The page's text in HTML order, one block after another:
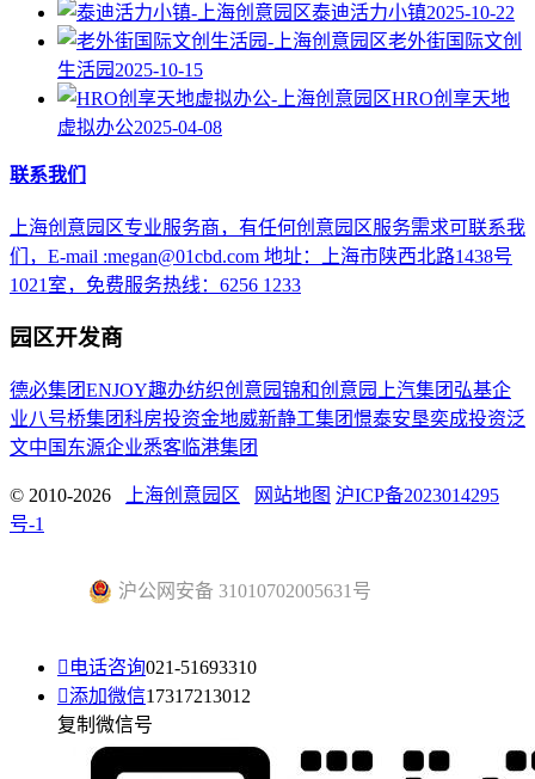
泰迪活力小镇2025-10-22
老外街国际文创
生活园 2025-10-15
HRO创享天地
虚拟办公2025-04-08
联系我们
上海创意园区专业服务商，有任何创意园区服务需求可联系我
们，E-mail :megan@01cbd.com 地址：上海市陕西北路1438号
1021室，免费服务热线：6256 1233
园区开发商
德必集团ENJOY趣办纺织创意园锦和创意园 上汽集团 弘基企
业八号桥集团科房投资金地威新静工集团憬泰安垦奕成投资泛
文中国 东源企业悉客 临港集团
© 2010-2026 上海创意园区 网站地图 沪ICP备2023014295
号-1
沪公网安备 31010702005631号
 电话咨询021-51693310
添加微信17317213012
复制微信号